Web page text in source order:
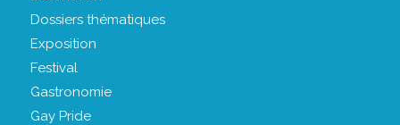
Dossiers thématiques
Exposition
Festival
Gastronomie
Gay Pride